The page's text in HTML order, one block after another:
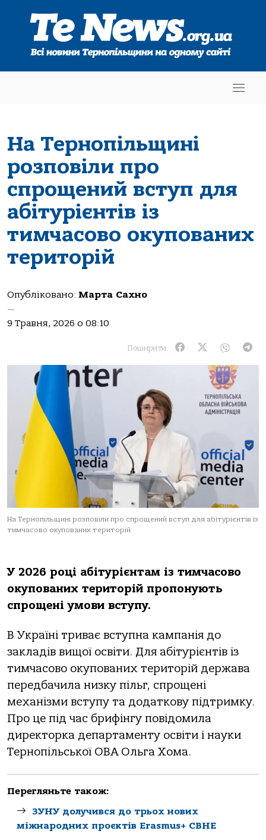
На Тернопільщині
розповіли про
спрощений вступ для
абітурієнтів із
тимчасово окупованих
територій
Опубліковано: Марта Сахно
—
9 Травня, 2026 о 08:10
Поширити:
На Тернопільщині розповіли про спрощений вступ для абітурієнтів із
тимчасово окупованих територій
У 2026 році абітурієнтам із тимчасово
окупованих територій пропонують
спрощені умови вступу.
В Україні триває вступна кампанія до
закладів вищої освіти. Для абітурієнтів із
тимчасово окупованих територій держава
передбачила низку пільг, спрощені
механізми вступу та додаткову підтримку.
Про це під час брифінгу повідомила
директорка департаменту освіти і науки
Тернопільської ОВА Ольга Хома.
Перегляньте також:
ЗУНУ долучився до трьох нових
міжнародних проєктів Erasmus+ CBHE